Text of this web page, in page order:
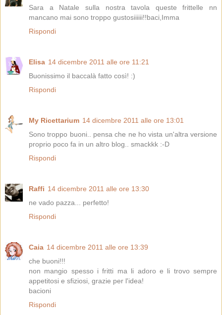
Sara a Natale sulla nostra tavola queste frittelle nn
mancano mai sono troppo gustosiiiiii!!baci,Imma
Rispondi
Elisa 14 dicembre 2011 alle ore 11:21
Buonissimo il baccalà fatto così! :)
Rispondi
My Ricettarium 14 dicembre 2011 alle ore 13:01
Sono troppo buoni.. pensa che ne ho vista un'altra versione
proprio poco fa in un altro blog.. smackkk :-D
Rispondi
Raffi 14 dicembre 2011 alle ore 13:30
ne vado pazza... perfetto!
Rispondi
Caia 14 dicembre 2011 alle ore 13:39
che buoni!!!
non mangio spesso i fritti ma li adoro e li trovo sempre
appetitosi e sfiziosi, grazie per l'idea!
bacioni
Rispondi